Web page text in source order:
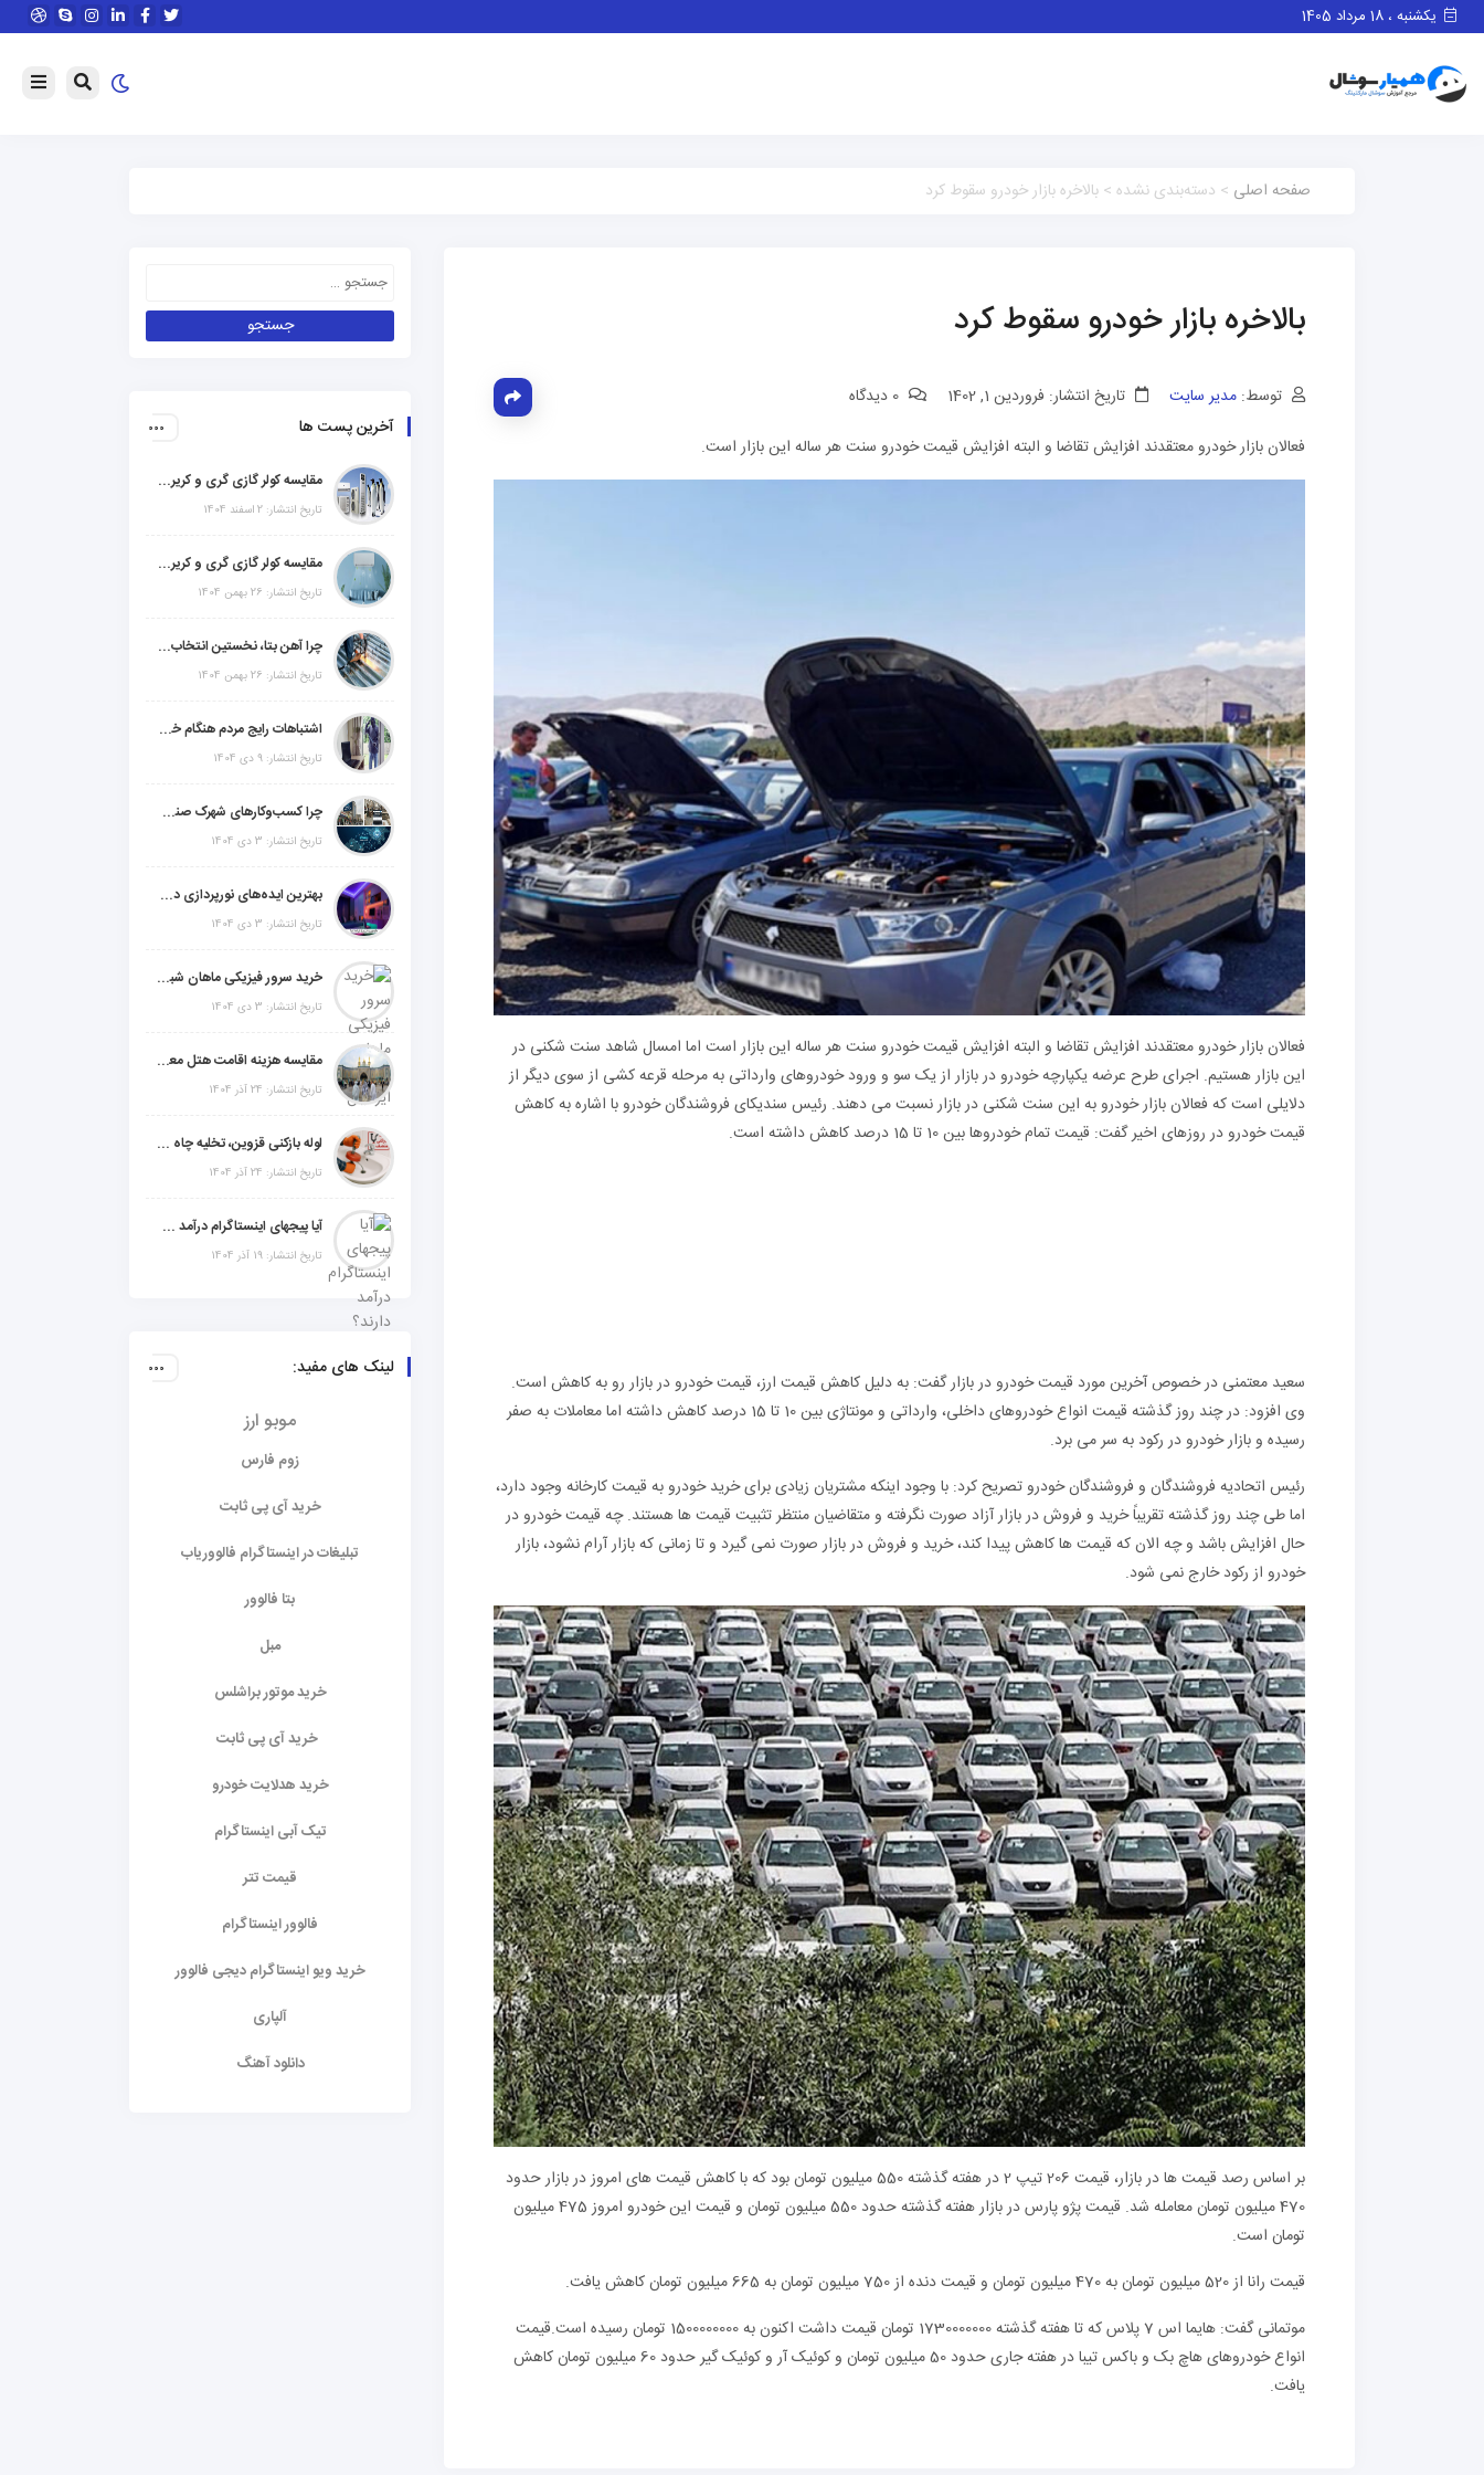
یکشنبه ، 18 مرداد 1405
صفحه اصلی > دسته‌بندی نشده > بالاخره بازار خودرو سقوط کرد
بالاخره بازار خودرو سقوط کرد
توسط: مدیر سایت تاریخ انتشار: فروردین 1, 1402
فعالان بازار خودرو معتقدند افزایش تقاضا و البته افزایش قیمت خودرو سنت هر ساله این بازار است.
فعالان بازار خودرو معتقدند افزایش تقاضا و البته افزایش قیمت خودرو سنت هر ساله این بازار است اما امسال شاهد سنت شکنی در
این بازار هستیم. اجرای طرح عرضه یکپارچه خودرو در بازار از یک سو و ورود خودروهای وارداتی به مرحله قرعه کشی از سوی دیگر از
دلایلی است که فعالان بازار خودرو به این سنت شکنی در بازار نسبت می دهند. رئیس سندیکای فروشندگان خودرو با اشاره به کاهش
قیمت خودرو در روزهای اخیر گفت: قیمت تمام خودروها بین 10 تا 15 درصد کاهش داشته است.
سعید معتمنی در خصوص آخرین مورد قیمت خودرو در بازار گفت: به دلیل کاهش قیمت ارز، قیمت خودرو در بازار رو به کاهش است.
وی افزود: در چند روز گذشته قیمت انواع خودروهای داخلی، وارداتی و مونتاژی بین 10 تا 15 درصد کاهش داشته اما معاملات به صفر
رسیده و بازار خودرو در رکود به سر می برد.
رئیس اتحادیه فروشندگان و فروشندگان خودرو تصریح کرد: با وجود اینکه مشتریان زیادی برای خرید خودرو به قیمت کارخانه وجود دارد،
اما طی چند روز گذشته تقریباً خرید و فروش در بازار آزاد صورت نگرفته و متقاضیان منتظر تثبیت قیمت ها هستند. چه قیمت خودرو در
حال افزایش باشد و چه الان که قیمت ها کاهش پیدا کند، خرید و فروش در بازار صورت نمی گیرد و تا زمانی که بازار آرام نشود، بازار
خودرو از رکود خارج نمی شود.
بر اساس رصد قیمت ها در بازار، قیمت 206 تیپ 2 در هفته گذشته 550 میلیون تومان بود که با کاهش قیمت های امروز در بازار حدود
470 میلیون تومان معامله شد. قیمت پژو پارس در بازار هفته گذشته حدود 550 میلیون تومان و قیمت این خودرو امروز 475 میلیون
تومان است.
قیمت رانا از 520 میلیون تومان به 470 میلیون تومان و قیمت دنده از 750 میلیون تومان به 665 میلیون تومان کاهش یافت.
موتمانی گفت: هایما اس 7 پلاس که تا هفته گذشته 1730000000 تومان قیمت داشت اکنون به 1500000000 تومان رسیده است.
قیمت
انواع خودروهای هاچ بک و باکس تیبا در هفته جاری حدود 50 میلیون تومان و کوئیک آر و کوئیک گیر حدود 60 میلیون تومان کاهش
یافت.
آخرین پست ها
مقایسه کولر گازی گری و کریر و ال جی و جنرال گلد و هایسنس و مدیا و اجنرال
تاریخ انتشار: 2 اسفند 1404
مقایسه کولر گازی گری و کریر و ال جی و جنرال گلد و جنرال شکار و سامسونگ و یونیوا
تاریخ انتشار: 26 بهمن 1404
چرا آهن بتا، نخستین انتخاب برای گل میخ عرشه فولادی در ایران است؟
تاریخ انتشار: 26 بهمن 1404
اشتباهات رایج مردم هنگام خرید دزدگیر منزل
تاریخ انتشار: 9 دی 1404
چرا کسب‌وکارهای شهرک صنعتی چهاردانگه فوراً به طراحی سایت نیاز دارند؟
تاریخ انتشار: 3 دی 1404
بهترین ایده‌های نورپردازی دکوراتیو با ال ای دی برای منزل، فروشگاه و دفتر کار
تاریخ انتشار: 3 دی 1404
خرید سرور فیزیکی ماهان شبکه ایرانیان
تاریخ انتشار: 3 دی 1404
مقایسه هزینه اقامت هتل معمولی، میان‌رده یا 5 ستاره در سفر زیارتی عراق
تاریخ انتشار: 24 آذر 1404
لوله بازکنی قزوین، تخلیه چاه و خدمات تخصصی لوله‌کشی و تشخیص ترکیدگی
تاریخ انتشار: 24 آذر 1404
آیا پیجهای اینستاگرام درآمد دارند؟ راز موفقیت با استراتژی هوشمندانه
تاریخ انتشار: 19 آذر 1404
لینک های مفید:
موبو ارز
زوم فارس
خرید آی پی ثابت
تبلیغات در اینستاگرام فالووریاب
بتا فالوور
مبل
خرید موتور براشلس
خرید آی پی ثابت
خرید هدلایت خودرو
تیک آبی اینستاگرام
قیمت تتر
فالوور اینستاگرام
خرید ویو اینستاگرام دیجی فالوور
آلپاری
دانلود آهنگ